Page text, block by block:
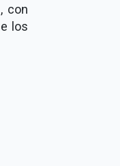
con
los